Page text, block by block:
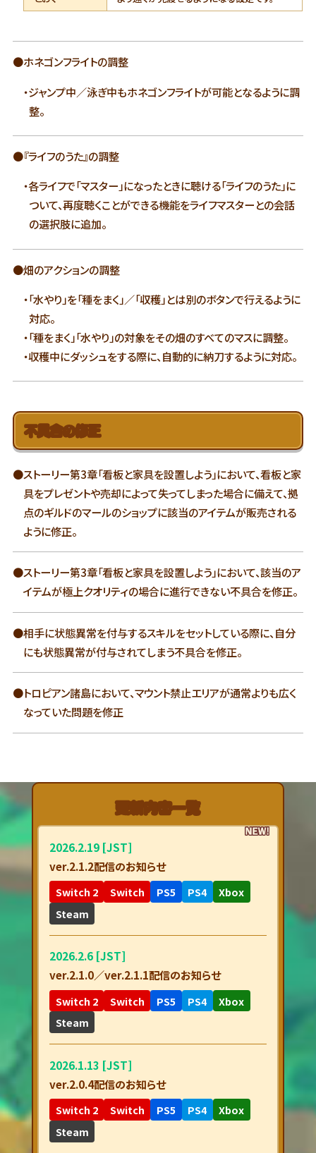
●ホネゴンフライトの調整
・ジャンプ中／泳ぎ中もホネゴンフライトが可能となるように調
整。
●『ライフのうた』の調整
・各ライフで「マスター」になったときに聴ける「ライフのうた」に
ついて、再度聴くことができる機能をライフマスターとの会話
の選択肢に追加。
●畑のアクションの調整
・「水やり」を「種をまく」／「収穫」とは別のボタンで行えるように
対応。
・「種をまく」「水やり」の対象をその畑のすべてのマスに調整。
・収穫中にダッシュをする際に、自動的に納刀するように対応。
不具合の修正
●ストーリー第3章「看板と家具を設置しよう」において、看板と家
具をプレゼントや売却によって失ってしまった場合に備えて、拠
点のギルドのマールのショップに該当のアイテムが販売される
ように修正。
●ストーリー第3章「看板と家具を設置しよう」において、該当のア
イテムが極上クオリティの場合に進行できない不具合を修正。
●相手に状態異常を付与するスキルをセットしている際に、自分
にも状態異常が付与されてしまう不具合を修正。
●トロピアン諸島において、マウント禁止エリアが通常よりも広く
なっていた問題を修正
更新内容一覧
2026.2.19 [JST]
ver.2.1.2配信のお知らせ
Switch 2 Switch PS5 PS4
Xbox
Steam
2026.2.6 [JST]
ver.2.1.0／ver.2.1.1配信のお知らせ
Switch 2 Switch PS5 PS4
Xbox
Steam
2026.1.13 [JST]
ver.2.0.4配信のお知らせ
Switch 2 Switch PS5 PS4
Xbox
Steam